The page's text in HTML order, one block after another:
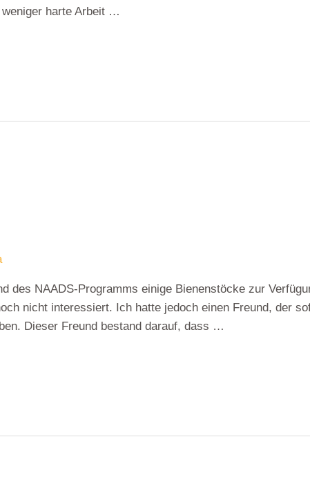
harte Arbeit …
des NAADS-Programms einige Bienenstöcke zur
nicht interessiert. Ich hatte jedoch einen Freund, der
Dieser Freund bestand darauf, dass …